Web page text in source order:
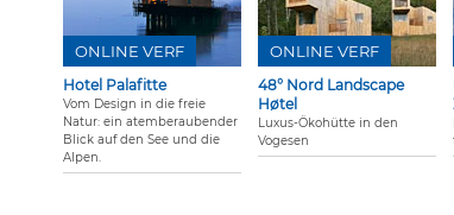
Hotel Palafitte
Vom Design in die freie
Natur: ein atemberaubender
Blick auf den See und die
Alpen.
ONLINE VERF
48° Nord Landscape
Høtel
Luxus-Ökohütte in den
Vogesen
ONLINE VERF